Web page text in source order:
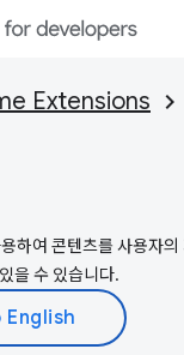
Extensions
하여 콘텐츠를 사용자의
을 수 있습니다.